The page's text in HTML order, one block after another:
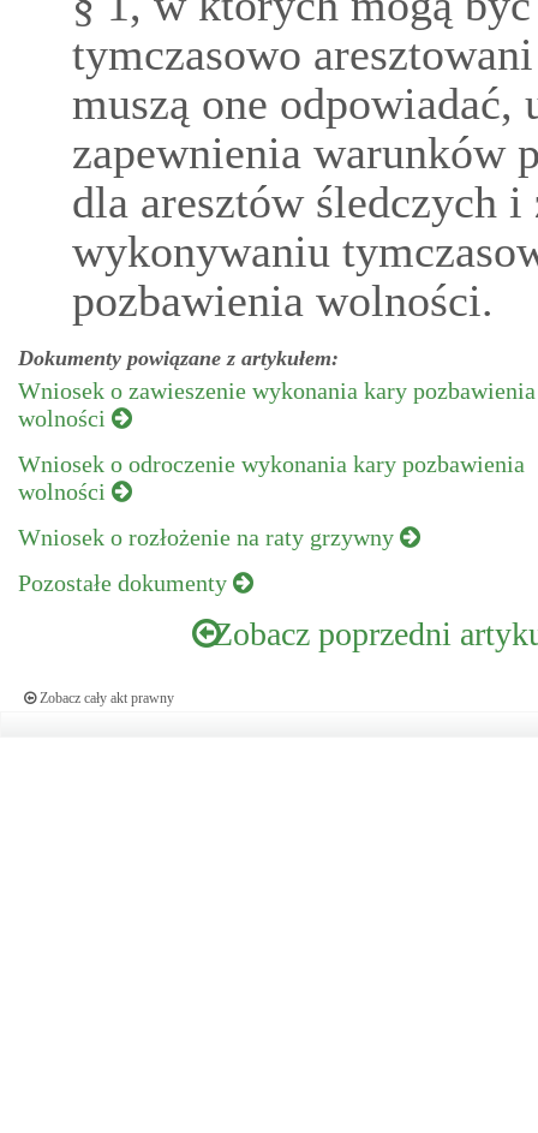
tymczasowo
muszą one odpowiadać,
zapewnienia warunków
dla aresztów śledczych
wykonywaniu
pozbawienia wolności.
Dokumenty powiązane z artykułem:
Wniosek o zawieszenie wykonania kary pozbawienia
wolności
Wniosek o odroczenie wykonania kary pozbawienia
wolności
Wniosek o rozłożenie na raty grzywny
Pozostałe dokumenty
Zobacz poprzedni
Zobacz cały akt prawny